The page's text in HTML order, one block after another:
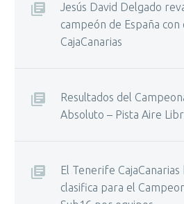
Jesús David Delgado
campeón de España
CajaCanarias
Resultados del
Absoluto – Pista Aire
El Tenerife
clasifica para el